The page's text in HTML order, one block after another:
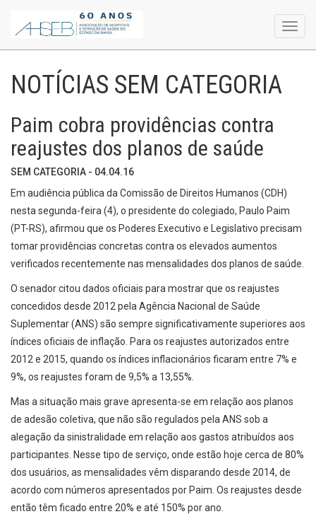
NOTÍCIAS SEM CATEGORIA
Paim cobra providências contra
reajustes dos planos de saúde
SEM CATEGORIA - 04.04.16
Em audiência pública da Comissão de Direitos Humanos (CDH)
nesta segunda-feira (4), o presidente do colegiado, Paulo Paim
(PT-RS), afirmou que os Poderes Executivo e Legislativo precisam
tomar providências concretas contra os elevados aumentos
verificados recentemente nas mensalidades dos planos de saúde.
O senador citou dados oficiais para mostrar que os reajustes
concedidos desde 2012 pela Agência Nacional de Saúde
Suplementar (ANS) são sempre significativamente superiores aos
índices oficiais de inflação. Para os reajustes autorizados entre
2012 e 2015, quando os índices inflacionários ficaram entre 7% e
9%, os reajustes foram de 9,5% a 13,55%.
Mas a situação mais grave apresenta-se em relação aos planos
de adesão coletiva, que não são regulados pela ANS sob a
alegação da sinistralidade em relação aos gastos atribuídos aos
participantes. Nesse tipo de serviço, onde estão hoje cerca de 80%
dos usuários, as mensalidades vêm disparando desde 2014, de
acordo com números apresentados por Paim. Os reajustes desde
então têm ficado entre 20% e até 150% por ano.